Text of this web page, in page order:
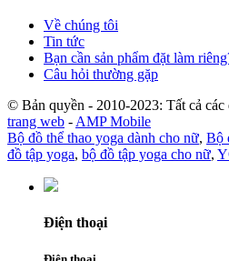
Về chúng tôi
Tin tức
Bạn cần sản phẩm đặt làm
Câu hỏi thường gặp
© Bản quyền - 2010-2023: Tất cả
trang web - AMP Mobile
Bộ đồ thể thao yoga dành cho nữ, Bộ
đồ tập yoga, bộ đồ tập yoga cho nữ,
Điện thoại